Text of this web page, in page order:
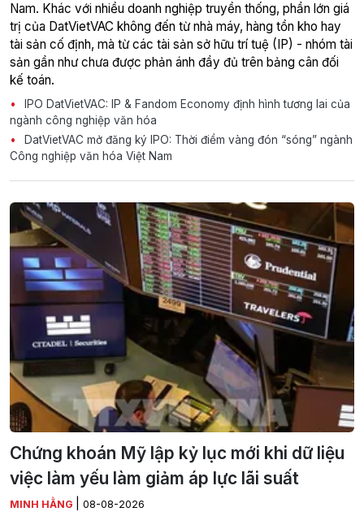
Nam. Khác với nhiều doanh nghiệp truyền thống, phần lớn giá
trị của DatVietVAC không đến từ nhà máy, hàng tồn kho hay
tài sản cố định, mà từ các tài sản sở hữu trí tuệ (IP) - nhóm tài
sản gần như chưa được phản ánh đầy đủ trên bảng cân đối
kế toán.
IPO DatVietVAC: IP & Fandom Economy định hình tương lai của
ngành công nghiệp văn hóa
DatVietVAC mở đăng ký IPO: Thời điểm vàng đón “sóng” ngành
Công nghiệp văn hóa Việt Nam
Chứng khoán Mỹ lập kỷ lục mới khi dữ liệu
việc làm yếu làm giảm áp lực lãi suất
MINH HẰNG 08-08-2026